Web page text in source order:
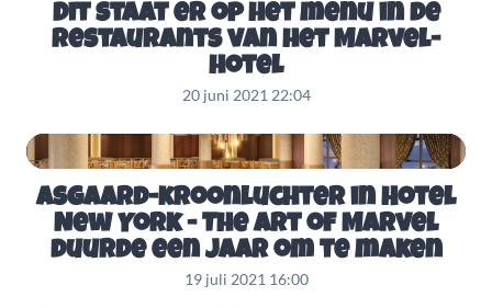
Dit staat er op het menu in de
restaurants van het Marvel-
hotel
20 juni 2021 22:04
Asgaard-kroonluchter in Hotel
New York - The Art of Marvel
duurde een jaar om te maken
19 juli 2021 16:00